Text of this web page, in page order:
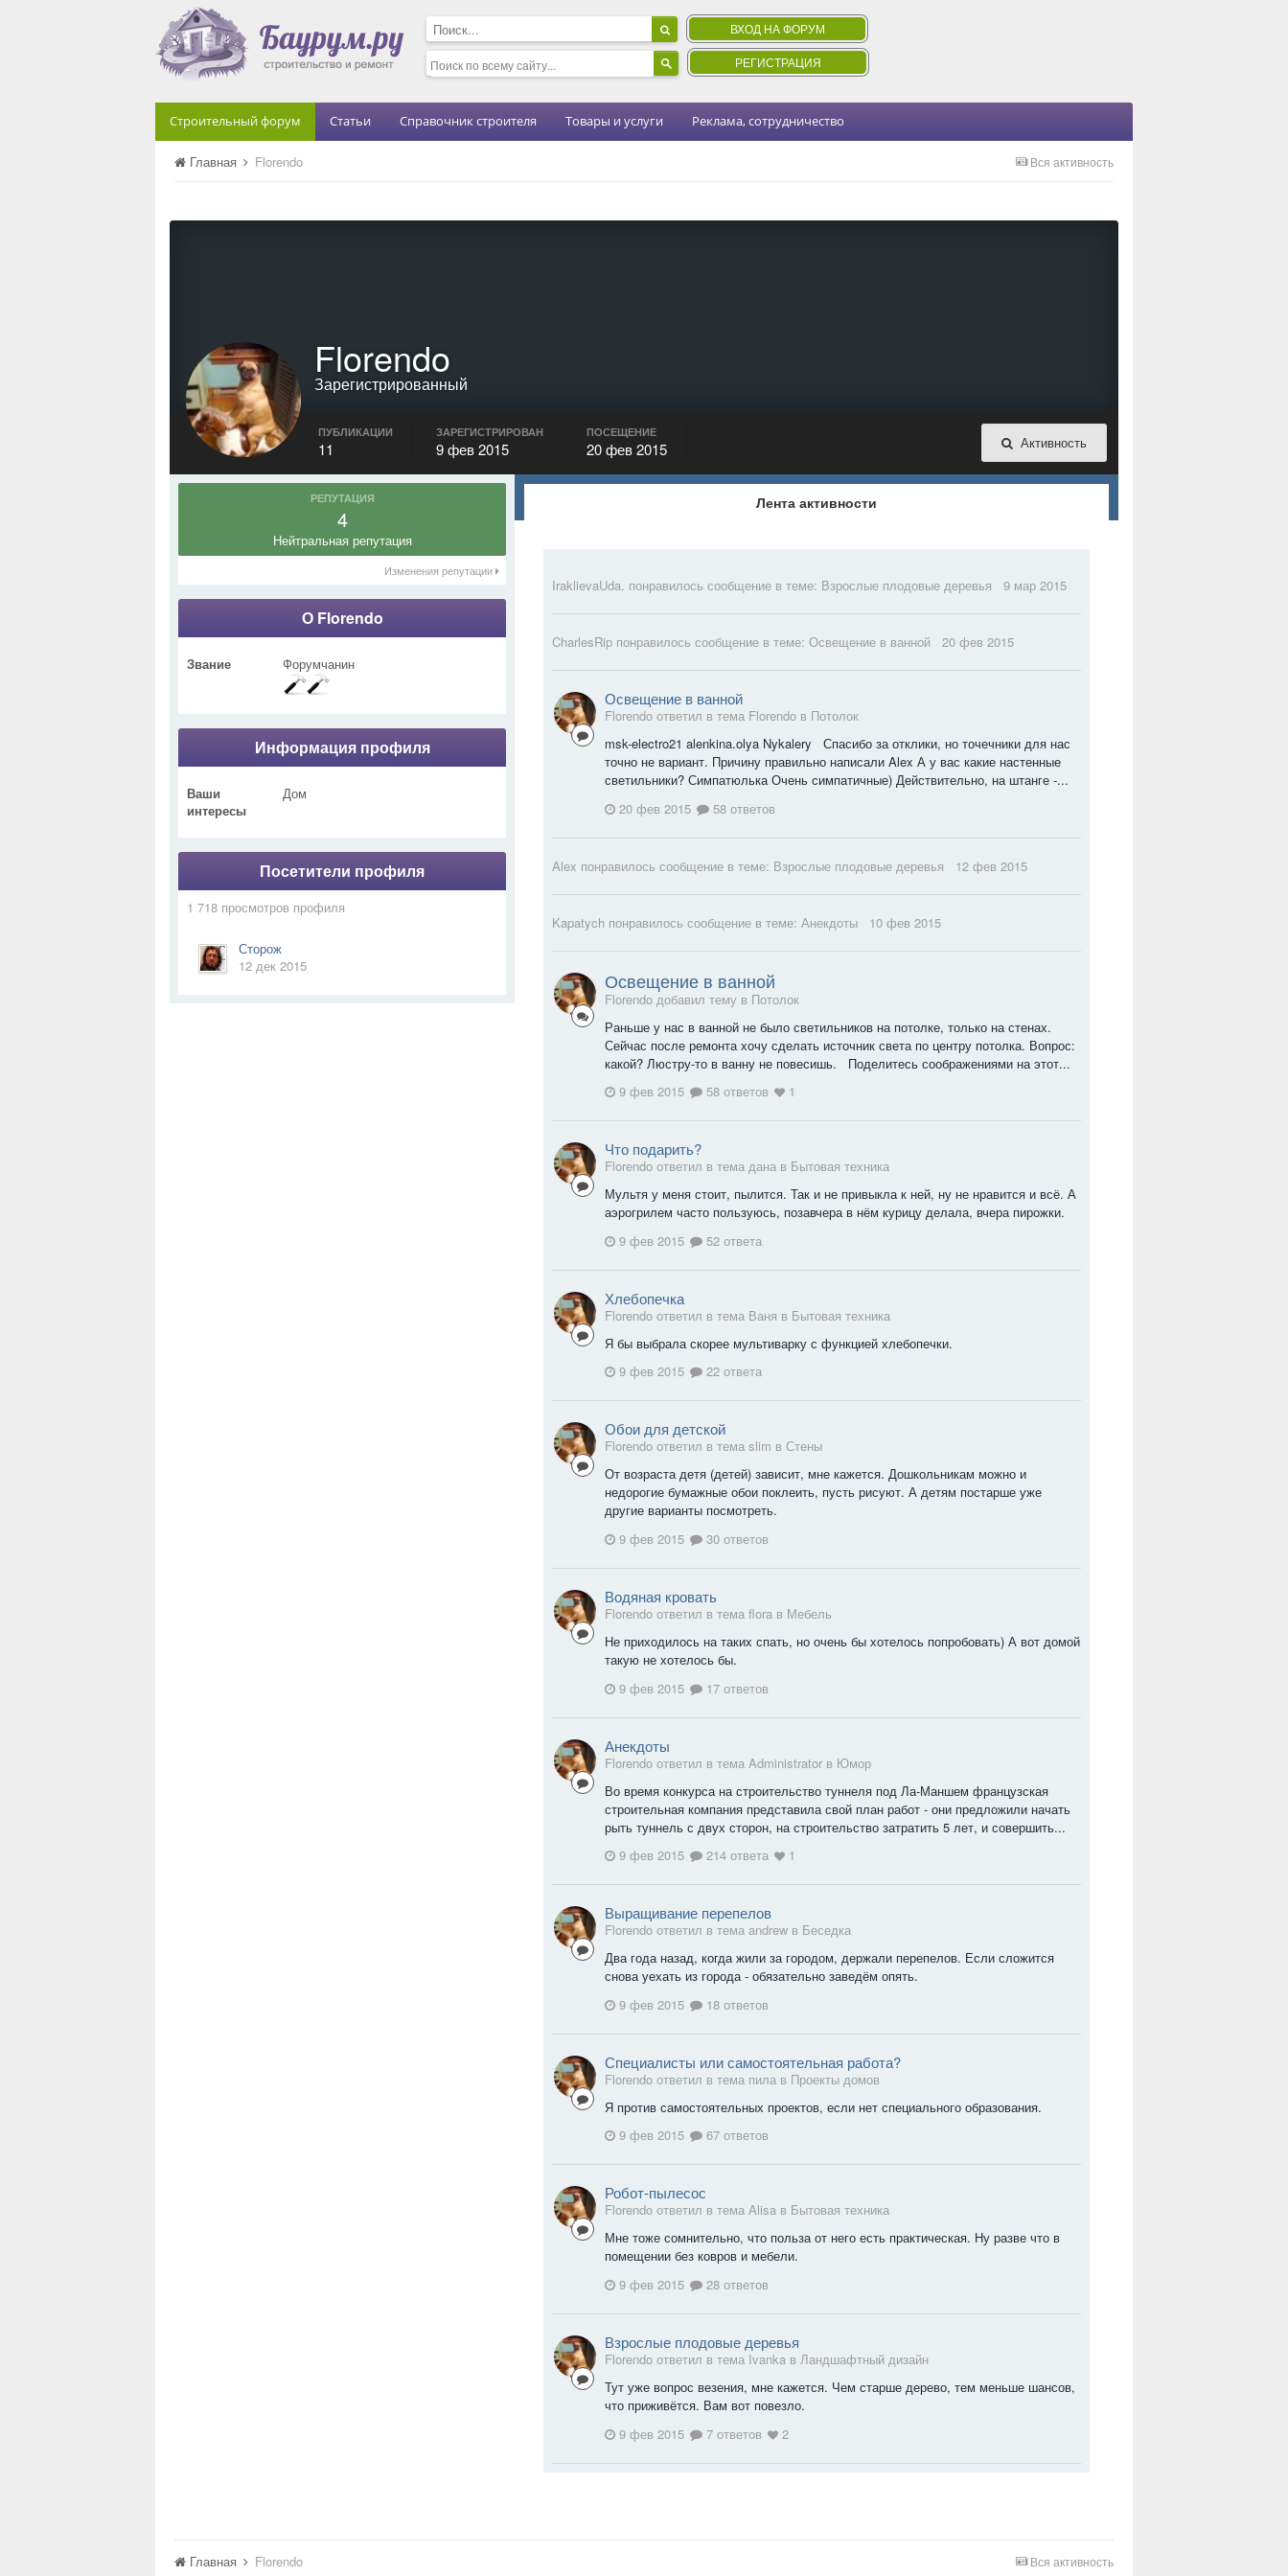
ВХОД НА ФОРУМ
РЕГИСТРАЦИЯ
Строительный форум Статьи Справочник строителя Товары и услуги Реклама, сотрудничество
Вся активность
Главная Florendo
Florendo
Зарегистрированный
Активность
ПУБЛИКАЦИИ
11
ЗАРЕГИСТРИРОВАН
9 фев 2015
ПОСЕЩЕНИЕ
20 фев 2015
РЕПУТАЦИЯ
4
Нейтральная репутация
Изменения репутации
О Florendo
Звание Форумчанин
Информация профиля
Ваши
интересы
Дом
Посетители профиля
1 718 просмотров профиля
Сторож
12 дек 2015
Лента активности
IraklievaUda. понравилось сообщение в теме: Взрослые плодовые деревья 9 мар 2015
CharlesRip понравилось сообщение в теме: Освещение в ванной 20 фев 2015
Освещение в ванной
Florendo ответил в тема Florendo в Потолок
msk-electro21 alenkina.olya Nykalery Спасибо за отклики, но точечники для нас
точно не вариант. Причину правильно написали Alex А у вас какие настенные
светильники? Симпатюлька Очень симпатичные) Действительно, на штанге -...
20 фев 2015
58 ответов
Alex понравилось сообщение в теме: Взрослые плодовые деревья 12 фев 2015
Kapatych понравилось сообщение в теме: Анекдоты 10 фев 2015
Освещение в ванной
Florendo добавил тему в Потолок
Раньше у нас в ванной не было светильников на потолке, только на стенах.
Сейчас после ремонта хочу сделать источник света по центру потолка. Вопрос:
какой? Люстру-то в ванну не повесишь. Поделитесь соображениями на этот...
9 фев 2015
58 ответов 1
Что подарить?
Florendo ответил в тема дана в Бытовая техника
Мультя у меня стоит, пылится. Так и не привыкла к ней, ну не нравится и всё. А
аэрогрилем часто пользуюсь, позавчера в нём курицу делала, вчера пирожки.
9 фев 2015
52 ответа
Хлебопечка
Florendo ответил в тема Ваня в Бытовая техника
Я бы выбрала скорее мультиварку с функцией хлебопечки.
9 фев 2015
22 ответа
Обои для детской
Florendo ответил в тема slim в Стены
От возраста детя (детей) зависит, мне кажется. Дошкольникам можно и
недорогие бумажные обои поклеить, пусть рисуют. А детям постарше уже
другие варианты посмотреть.
9 фев 2015
30 ответов
Водяная кровать
Florendo ответил в тема flora в Мебель
Не приходилось на таких спать, но очень бы хотелось попробовать) А вот домой
такую не хотелось бы.
9 фев 2015
17 ответов
Анекдоты
Florendo ответил в тема Administrator в Юмор
Во время конкурса на строительство туннеля под Ла-Маншем французская
строительная компания представила свой план работ - они предложили начать
рыть туннель с двух сторон, на строительство затратить 5 лет, и совершить...
9 фев 2015
214 ответа 1
Выращивание перепелов
Florendo ответил в тема andrew в Беседка
Два года назад, когда жили за городом, держали перепелов. Если сложится
снова уехать из города - обязательно заведём опять.
9 фев 2015
18 ответов
Специалисты или самостоятельная работа?
Florendo ответил в тема пила в Проекты домов
Я против самостоятельных проектов, если нет специального образования.
9 фев 2015
67 ответов
Робот-пылесос
Florendo ответил в тема Alisa в Бытовая техника
Мне тоже сомнительно, что польза от него есть практическая. Ну разве что в
помещении без ковров и мебели.
9 фев 2015
28 ответов
Взрослые плодовые деревья
Florendo ответил в тема Ivanka в Ландшафтный дизайн
Тут уже вопрос везения, мне кажется. Чем старше дерево, тем меньше шансов,
что приживётся. Вам вот повезло.
9 фев 2015
7 ответов 2
Вся активность
Главная Florendo